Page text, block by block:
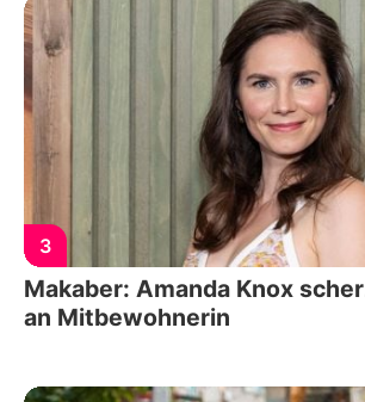
3
Makaber: Amanda Knox
an Mitbewohnerin